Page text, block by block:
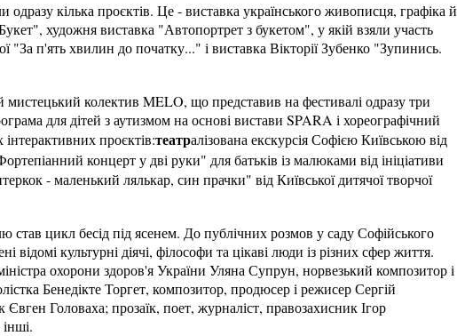
одразу кілька проєктів. Це - виставка українського живописця, графіка й
художня виставка "Автопортрет з букетом", у якій взяли участь
"За п'ять хвилин до початку..." і виставка Вікторії Зубенко "Зупинись.
колектив MELO, що представив на фестивалі одразу три
для дітей з аутизмом на основі вистави SPARA і хореографічний
проєктів:театралізована екскурсія Софією Київською від
концерт у дві руки" для батьків із малюками від ініціативи
- маленький лялькар, син прачки" від Київської дитячої творчої
став цикл бесід під ясенем. До публічних розмов у саду Софійського
відомі культурні діячі, філософи та цікаві люди із різних сфер життя.
охорони здоров'я України Уляна Супрун, норвезький композитор і
Бенедікте Торгет, композитор, продюсер і режисер Сергій
Головаха; прозаїк, поет, журналіст, правозахисник Ігор